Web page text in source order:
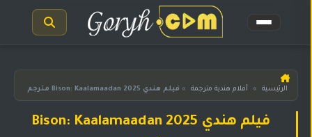
الرئيسية
الرئيسية » أفلام هندية مترجمة » فيلم هندي Bison: Kaalamaadan 2025 مترجم
فيلم هندي Bison: Kaalamaadan 2025